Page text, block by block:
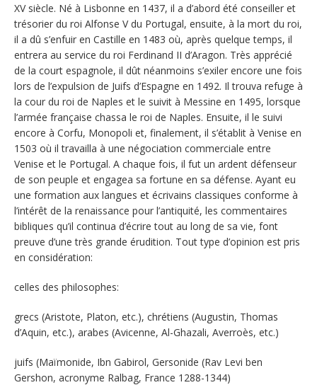
XV siècle. Né à Lisbonne en 1437, il a d’abord été conseiller et
trésorier du roi Alfonse V du Portugal, ensuite, à la mort du roi,
il a dû s’enfuir en Castille en 1483 où, après quelque temps, il
entrera au service du roi Ferdinand II d’Aragon. Très apprécié
de la court espagnole, il dût néanmoins s’exiler encore une fois
lors de l’expulsion de Juifs d’Espagne en 1492. Il trouva refuge à
la cour du roi de Naples et le suivit à Messine en 1495, lorsque
l’armée française chassa le roi de Naples. Ensuite, il le suivi
encore à Corfu, Monopoli et, finalement, il s’établit à Venise en
1503 où il travailla à une négociation commerciale entre
Venise et le Portugal. A chaque fois, il fut un ardent défenseur
de son peuple et engagea sa fortune en sa défense. Ayant eu
une formation aux langues et écrivains classiques conforme à
l’intérêt de la renaissance pour l’antiquité, les commentaires
bibliques qu’il continua d’écrire tout au long de sa vie, font
preuve d’une très grande érudition. Tout type d’opinion est pris
en considération:
celles des philosophes:
grecs (Aristote, Platon, etc.), chrétiens (Augustin, Thomas
d’Aquin, etc.), arabes (Avicenne, Al-Ghazali, Averroès, etc.)
juifs (Maïmonide, Ibn Gabirol, Gersonide (Rav Levi ben
Gershon, acronyme Ralbag, France 1288-1344)